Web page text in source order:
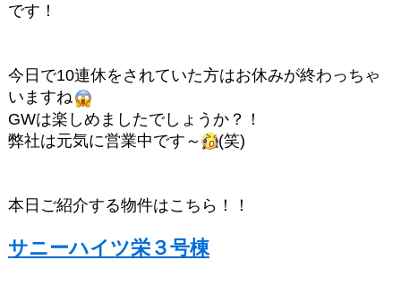
です！
今日で10連休をされていた方はお休みが終わっちゃ
いますね
GWは楽しめましたでしょうか？！
弊社は元気に営業中です～
(笑)
本日ご紹介する物件はこちら！！
サニーハイツ栄３号棟